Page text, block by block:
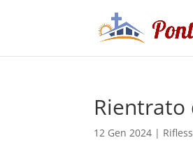
Rientrato
12 Gen 2024 |